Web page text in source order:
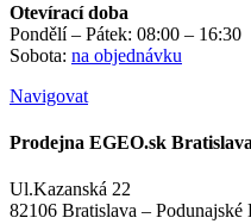
Otevírací doba
Pondělí – Pátek: 08:00 – 16:30
Sobota: na objednávku
Navigovat
Prodejna EGEO.sk Bratislava
Ul.Kazanská 22
82106 Bratislava – Podunajské